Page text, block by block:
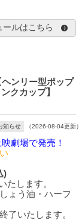
ルはこちら
ヘンリー型ポップ
クカップ】
知らせ （2026-08-04更新）
劇場で発売！
)
たします。
ょう油・ハーフ
いたします。